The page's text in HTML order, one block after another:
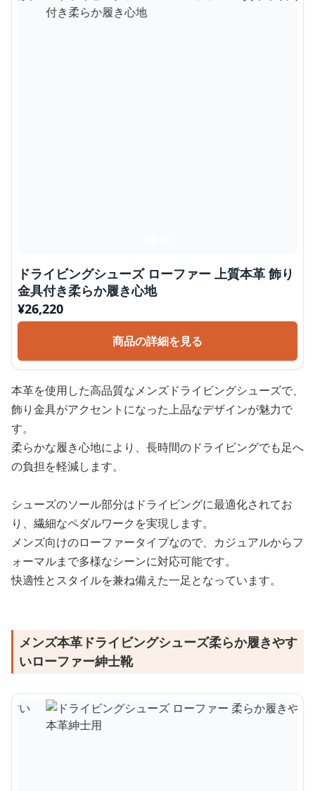
ドライビングシューズ ローファー 上質本革 飾り
金具付き柔らか履き心地
¥26,220
商品の詳細を見る
本革を使用した高品質なメンズドライビングシューズで、
飾り金具がアクセントになった上品なデザインが魅力で
す。
柔らかな履き心地により、長時間のドライビングでも足へ
の負担を軽減します。
シューズのソール部分はドライビングに最適化されてお
り、繊細なペダルワークを実現します。
メンズ向けのローファータイプなので、カジュアルからフ
ォーマルまで多様なシーンに対応可能です。
快適性とスタイルを兼ね備えた一足となっています。
メンズ本革ドライビングシューズ柔らか履きやす
いローファー紳士靴